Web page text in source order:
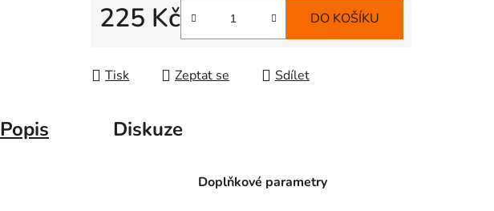
225 Kč DO KOŠÍKU
Tisk Zeptat se Sdílet
Popis Diskuze
Doplňkové parametry